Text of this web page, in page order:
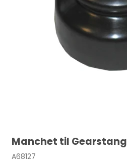
Manchet til Gearstang
A68127